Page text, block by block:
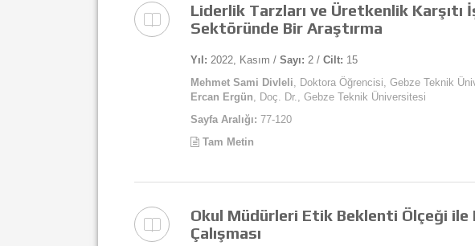
Liderlik Tarzları ve Üretkenlik
Sektöründe Bir Araştırma
Yıl: 2022, Kasım / Sayı: 2 / Cilt: 15
Mehmet Sami Divleli, Doktora Öğrencisi, Gebze Teknik
Ercan Ergün, Doç. Dr., Gebze Teknik Üniversitesi
Sayfa Aralığı: 77-120
Tam Metin
Okul Müdürleri Etik Beklenti Ölçeği
Çalışması